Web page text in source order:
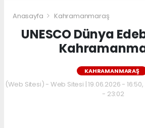
Anasayfa Kahramanmaraş
UNESCO Dünya
KAHRAMANMARAŞ
(Web Sitesi) - Web Sitesi | 19.06.2026 -
- 23:02